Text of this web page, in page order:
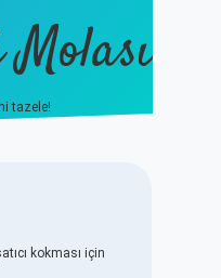
tazele!
kokması için